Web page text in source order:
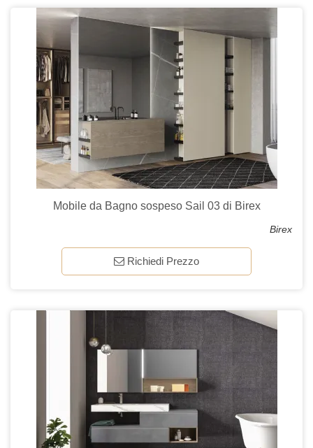
Mobile da Bagno sospeso Sail 03 di Birex
Birex
Richiedi Prezzo